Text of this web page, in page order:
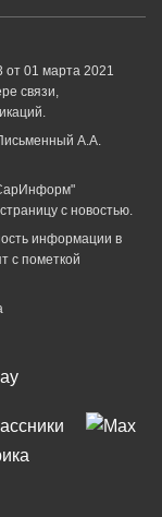
01 марта 2021
связи,
А.А.
с новостью.
информации в
с пометкой